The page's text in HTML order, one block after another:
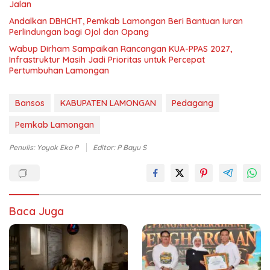
Jalan
Andalkan DBHCHT, Pemkab Lamongan Beri Bantuan Iuran
Perlindungan bagi Ojol dan Opang
Wabup Dirham Sampaikan Rancangan KUA-PPAS 2027,
Infrastruktur Masih Jadi Prioritas untuk Percepat
Pertumbuhan Lamongan
Bansos KABUPATEN LAMONGAN
Pedagang
Pemkab Lamongan
Penulis: Yoyok Eko P Editor: P Bayu S
Baca Juga